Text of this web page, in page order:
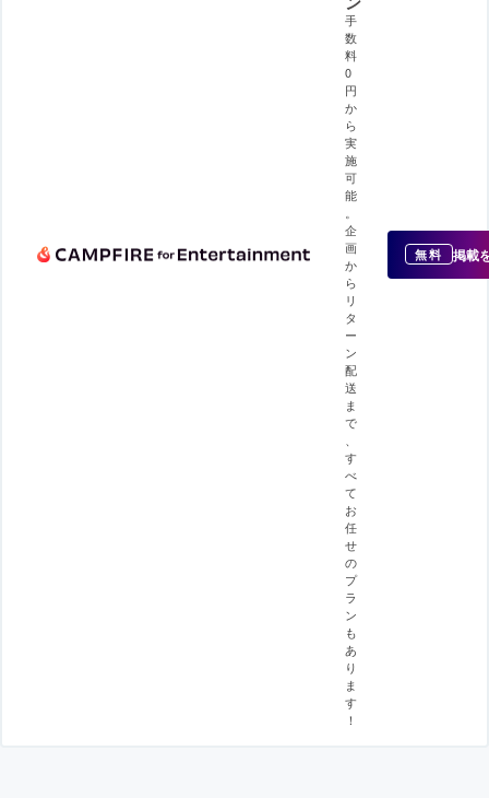
手
数
料
0
円
か
ら
実
施
可
能
企
画
か
ら
リ
タ
ー
ン
配
送
ま
で
す
べ
て
お
任
せ
の
プ
ラ
ン
も
あ
り
ま
す
！
無料 掲載